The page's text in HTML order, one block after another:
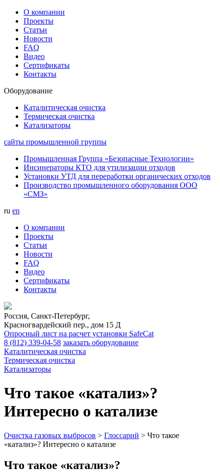
О компании
Проекты
Статьи
Новости
FAQ
Видео
Сертификаты
Контакты
Оборудование
Каталитическая очистка
Термическая очистка
Катализаторы
сайты промышленной группы
Промышленная Группа «Безопасные Технологии»
Инсинераторы КТО для утилизации отходов
Установки УТД для переработки органических отходов
Производство промышленного оборудования ООО
«СМЗ»
ru en
О компании
Проекты
Статьи
Новости
FAQ
Видео
Сертификаты
Контакты
Россия, Санкт-Петербург,
Красногвардейский пер., дом 15 Д
Опросный лист на расчет установки SafeCat
8 (812) 339-04-58 заказать оборудование
Каталитическая очистка
Термическая очистка
Катализаторы
Что такое «катализ»?
Интересно о катализе
Очистка газовых выбросов > Глоссарий > Что такое
«катализ»? Интересно о катализе
Что такое «катализ»?